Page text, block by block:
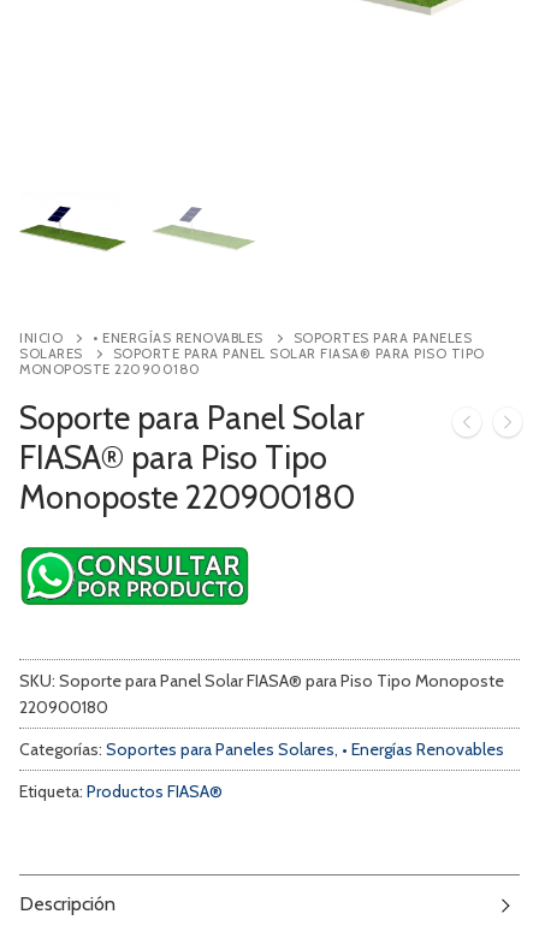
INICIO • ENERGÍAS RENOVABLES
SOPORTES PARA PANELES
SOLARES
SOPORTE PARA PANEL SOLAR FIASA® PARA PISO TIPO
MONOPOSTE 220900180
Soporte para Panel Solar
FIASA® para Piso Tipo
Monoposte 220900180
SKU: Soporte para Panel Solar FIASA® para Piso Tipo Monoposte
220900180
Categorías: Soportes para Paneles Solares, • Energías Renovables
Etiqueta: Productos FIASA®
Descripción